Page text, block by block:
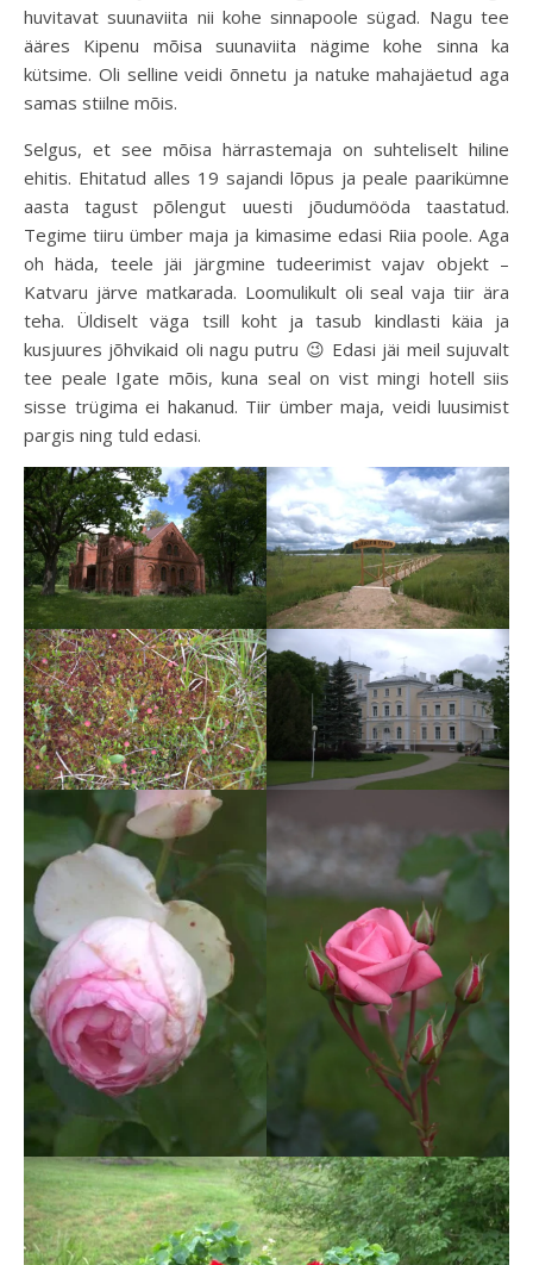
huvitavat suunaviita nii kohe sinnapoole sügad. Nagu tee
ääres Kipenu mõisa suunaviita nägime kohe sinna ka
kütsime. Oli selline veidi õnnetu ja natuke mahajäetud aga
samas stiilne mõis.
Selgus, et see mõisa härrastemaja on suhteliselt hiline
ehitis. Ehitatud alles 19 sajandi lõpus ja peale paarikümne
aasta tagust põlengut uuesti jõudumööda taastatud.
Tegime tiiru ümber maja ja kimasime edasi Riia poole. Aga
oh häda, teele jäi järgmine tudeerimist vajav objekt –
Katvaru järve matkarada. Loomulikult oli seal vaja tiir ära
teha. Üldiselt väga tsill koht ja tasub kindlasti käia ja
kusjuures jõhvikaid oli nagu putru 😉 Edasi jäi meil sujuvalt
tee peale Igate mõis, kuna seal on vist mingi hotell siis
sisse trügima ei hakanud. Tiir ümber maja, veidi luusimist
pargis ning tuld edasi.